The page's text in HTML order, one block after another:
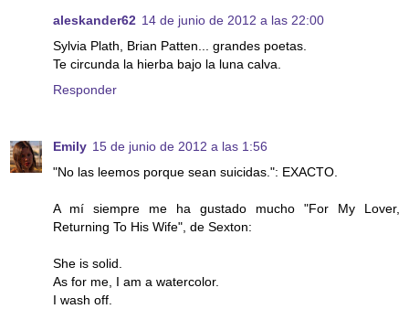
aleskander62 14 de junio de 2012 a las 22:00
Sylvia Plath, Brian Patten... grandes poetas.
Te circunda la hierba bajo la luna calva.
Responder
Emily 15 de junio de 2012 a las 1:56
"No las leemos porque sean suicidas.": EXACTO.
A mí siempre me ha gustado mucho "For My Lover,
Returning To His Wife", de Sexton:
She is solid.
As for me, I am a watercolor.
I wash off.